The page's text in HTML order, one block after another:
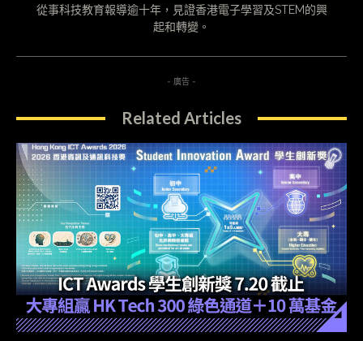
從事科技教育報導逾十年，見證香港電子學習及STEM的興
起和轉變。
- 廣告 -
Related Articles